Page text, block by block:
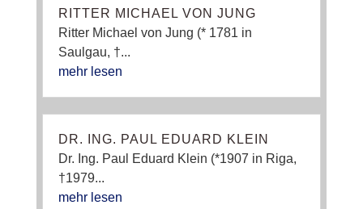
RITTER MICHAEL VON JUNG
Ritter Michael von Jung (* 1781 in
Saulgau, †...
mehr lesen
DR. ING. PAUL EDUARD KLEIN
Dr. Ing. Paul Eduard Klein (*1907 in Riga,
†1979...
mehr lesen